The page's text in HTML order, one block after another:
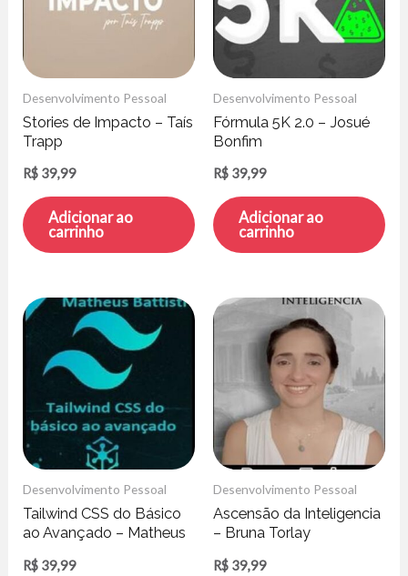
Desenvolvimento Pessoal
Stories de Impacto – Taís
Trapp
R$ 39,99
Adicionar ao
carrinho
Desenvolvimento Pessoal
Fórmula 5K 2.0 – Josué
Bonfim
R$ 39,99
Adicionar ao
carrinho
Desenvolvimento Pessoal
Tailwind CSS do Básico
ao Avançado – Matheus
R$ 39,99
Desenvolvimento Pessoal
Ascensão da Inteligencia
– Bruna Torlay
R$ 39,99